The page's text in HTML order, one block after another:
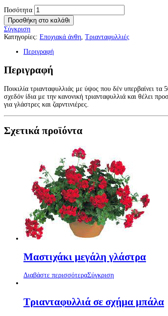
Ποσότητα
Προσθήκη στο καλάθι
Σύγκριση
Κατηγορίες: Εποχιακά άνθη Τριανταφυλλιές
Περιγραφή
Περιγραφή
Ποικιλία τριανταφυλλιάς με ύψος που δέν υπερβαίνει
σχεδόν ίδια με την κανονική τριανταφυλλιά και θέλει
για γλάστρες και ζαρντινιέρες.
Σχετικά προϊόντα
Μαστιχάκι μεγάλη γλάστρα
Διαβάστε περισσότεραΣύγκριση
Τριανταφυλλιά σε σχήμα μπάλα